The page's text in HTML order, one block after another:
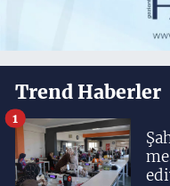
Trend Haberler
1